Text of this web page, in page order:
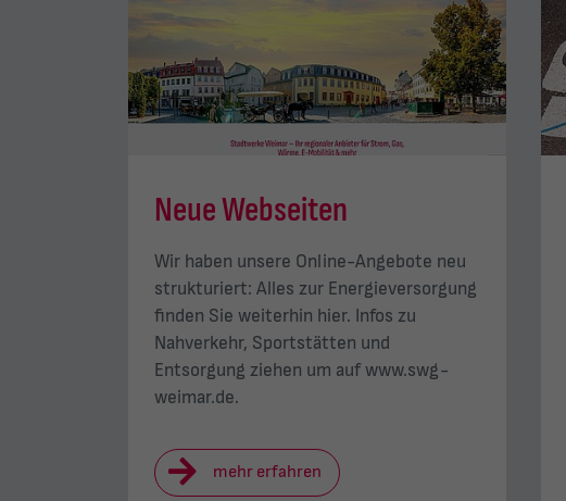
Neue Webseiten
Wir haben unsere Online-Angebote neu
strukturiert: Alles zur Energieversorgung
finden Sie weiterhin hier. Infos zu
Nahverkehr, Sportstätten und
Entsorgung ziehen um auf www.swg-
weimar.de.
mehr erfahren